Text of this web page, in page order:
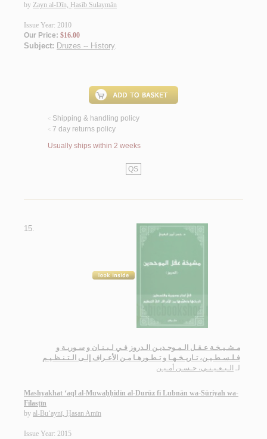
by Zayn al-Dīn, Ḥasīb Sulaymān
Issue Year: 2010
Our Price: $16.00
Subject: Druzes -- History.
< Shipping & handling policy
< 7 day returns policy
Usually ships within 2 weeks
QS
15.
مـشـيـخـة عـقـل الـمـوحـديـن الـدروز فـي لـبـنـان و سـوريـة و
فـلـسـطـيـن، تـاريـخـهـا و تـطـورهـا مـن الأعـراف إلـى الـتـنـظـيـم
لـ الـبـعـيـنـي، حـسـن أمـيـن
Mashyakhat ‘aql al-Muwaḥḥidīn al-Durūz fī Lubnān wa-Sūriyah wa-
Filasṭīn
by al-Bu‘aynī, Ḥasan Amīn
Issue Year: 2015